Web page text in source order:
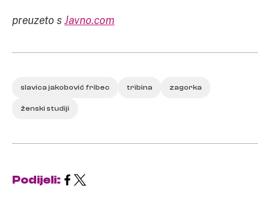
preuzeto s Javno.com
slavica jakobović fribec tribina zagorka
ženski studiji
Podijeli: